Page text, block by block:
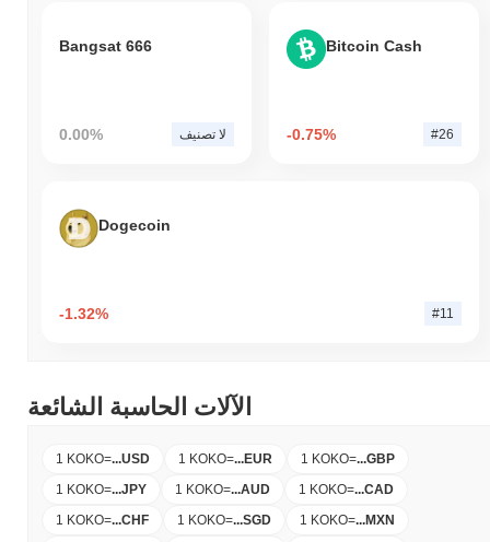
Bangsat 666
0.00% لا تصنيف
Bitcoin Cash
-0.75% #26
Dogecoin
-1.32% #11
الآلات الحاسبة الشائعة
1 KOKO=...USD 1 KOKO=...EUR 1 KOKO=...GBP
1 KOKO=...JPY 1 KOKO=...AUD 1 KOKO=...CAD
1 KOKO=...CHF 1 KOKO=...SGD 1 KOKO=...MXN